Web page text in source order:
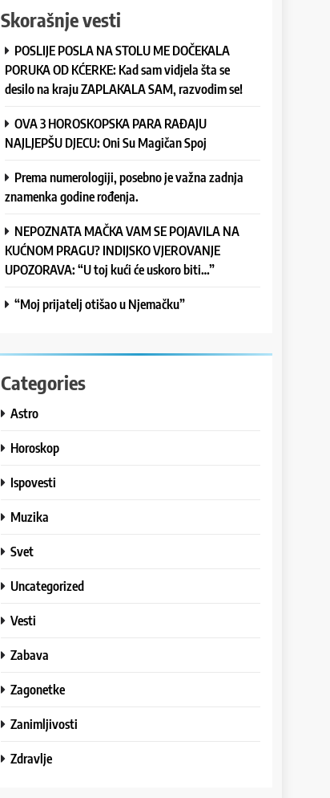
Skorašnje vesti
POSLIJE POSLA NA STOLU ME DOČEKALA
PORUKA OD KĆERKE: Kad sam vidjela šta se
desilo na kraju ZAPLAKALA SAM, razvodim se!
OVA 3 HOROSKOPSKA PARA RAĐAJU
NAJLJEPŠU DJECU: Oni Su Magičan Spoj
Prema numerologiji, posebno je važna zadnja
znamenka godine rođenja.
NEPOZNATA MAČKA VAM SE POJAVILA NA
KUĆNOM PRAGU? INDIJSKO VJEROVANJE
UPOZORAVA: “U toj kući će uskoro biti…”
“Moj prijatelj otišao u Njemačku”
Categories
Astro
Horoskop
Ispovesti
Muzika
Svet
Uncategorized
Vesti
Zabava
Zagonetke
Zanimljivosti
Zdravlje